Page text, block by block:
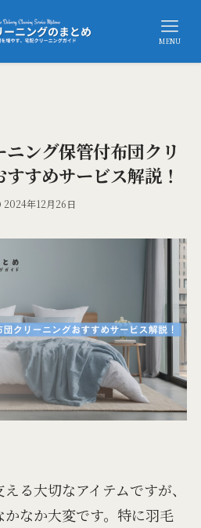
MENU
ニング保管付布団クリ
すめサービス解説！
2024年12月26日
る大切なアイテムですが、
なか大変です。特に羽毛